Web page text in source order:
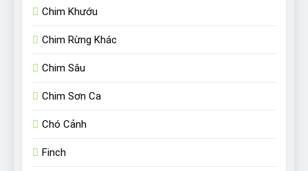
Chim Khướu
Chim Rừng Khác
Chim Sâu
Chim Sơn Ca
Chó Cảnh
Finch